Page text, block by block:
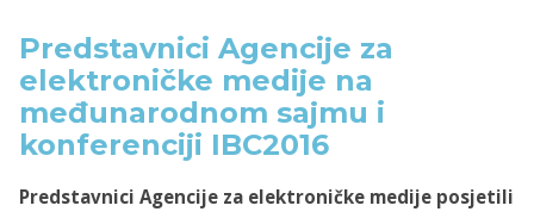
Predstavnici Agencije za
elektroničke medije na
međunarodnom sajmu i
konferenciji IBC2016
Predstavnici Agencije za elektroničke medije posjetili